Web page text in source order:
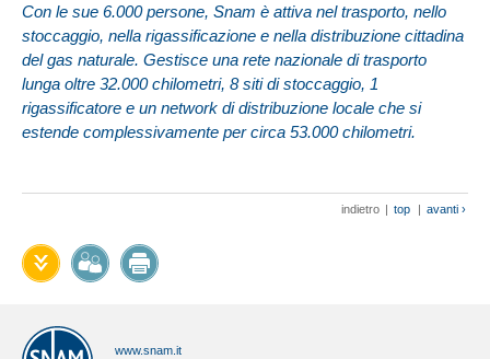
Con le sue 6.000 persone, Snam è attiva nel trasporto, nello
stoccaggio, nella rigassificazione e nella distribuzione cittadina
del gas naturale. Gestisce una rete nazionale di trasporto
lunga oltre 32.000 chilometri, 8 siti di stoccaggio, 1
rigassificatore e un network di distribuzione locale che si
estende complessivamente per circa 53.000 chilometri.
indietro | top | avanti ›
www.snam.it